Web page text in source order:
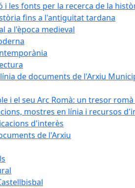
i les fonts per la recerca de la
fins a l'antiguitat tardana
a l'època medieval
de documents de l'Arxiu
i el seu Arc Romà: un tresor
mostres en línia i recursos
d'interès
de l'Arxiu